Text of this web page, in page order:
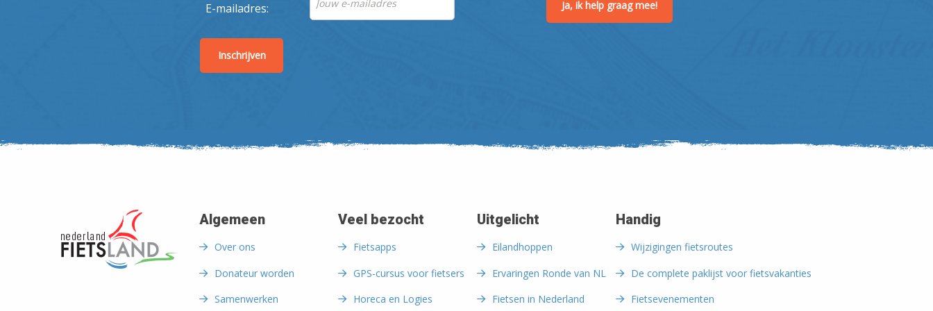
E-mailadres: Ja, ik help graag mee!
Algemeen
Over ons
Donateur worden
Samenwerken
Veel bezocht
Fietsapps
GPS-cursus voor fietsers
Horeca en Logies
Uitgelicht
Eilandhoppen
Ervaringen Ronde van NL
Fietsen in Nederland
Handig
Wijzigingen fietsroutes
De complete paklijst voor fietsvakanties
Fietsevenementen